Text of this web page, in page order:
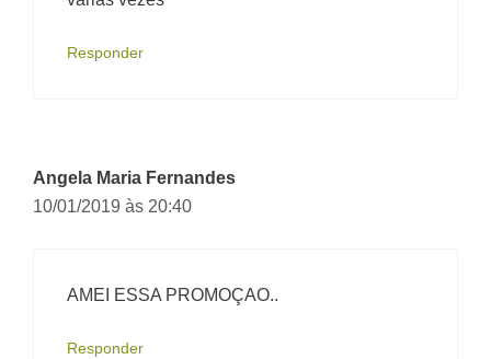
Responder
Angela Maria Fernandes
10/01/2019 às 20:40
AMEI ESSA PROMOÇAO..
Responder